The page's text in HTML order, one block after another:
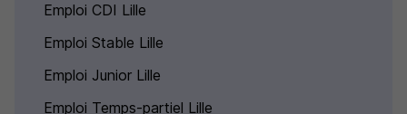
Emploi CDI Lille
Emploi Stable Lille
Emploi Junior Lille
Emploi Temps-partiel Lille